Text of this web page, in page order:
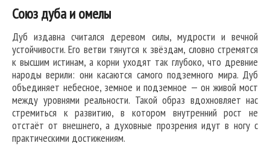
Союз дуба и омелы
Дуб издавна считался деревом силы, мудрости и вечной
устойчивости. Его ветви тянутся к звёздам, словно стремятся
к высшим истинам, а корни уходят так глубоко, что древние
народы верили: они касаются самого подземного мира. Дуб
объединяет небесное, земное и подземное — он живой мост
между уровнями реальности. Такой образ вдохновляет нас
стремиться к развитию, в котором внутренний рост не
отстаёт от внешнего, а духовные прозрения идут в ногу с
практическими достижениям.